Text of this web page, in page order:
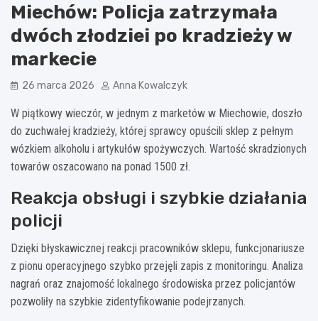
Miechów: Policja zatrzymała
dwóch złodziei po kradzieży w
markecie
26 marca 2026 Anna Kowalczyk
W piątkowy wieczór, w jednym z marketów w Miechowie, doszło
do zuchwałej kradzieży, której sprawcy opuścili sklep z pełnym
wózkiem alkoholu i artykułów spożywczych. Wartość skradzionych
towarów oszacowano na ponad 1500 zł.
Reakcja obsługi i szybkie działania
policji
Dzięki błyskawicznej reakcji pracowników sklepu, funkcjonariusze
z pionu operacyjnego szybko przejęli zapis z monitoringu. Analiza
nagrań oraz znajomość lokalnego środowiska przez policjantów
pozwoliły na szybkie zidentyfikowanie podejrzanych.